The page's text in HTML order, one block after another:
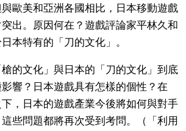
歐美和亞洲各國相比，日本移動遊戲
出。原因何在？遊戲評論家平林久和
本特有的「刀的文化」。
的文化」與日本的「刀的文化」到底
響？日本遊戲具有怎樣的個性？在
，日本的遊戲產業今後將如何與對手
些問題都將再次受到考問。（「利用